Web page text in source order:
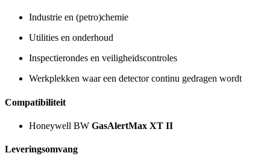
Industrie en (petro)chemie
Utilities en onderhoud
Inspectierondes en veiligheidscontroles
Werkplekken waar een detector continu gedragen wordt
Compatibiliteit
Honeywell BW GasAlertMax XT II
Leveringsomvang